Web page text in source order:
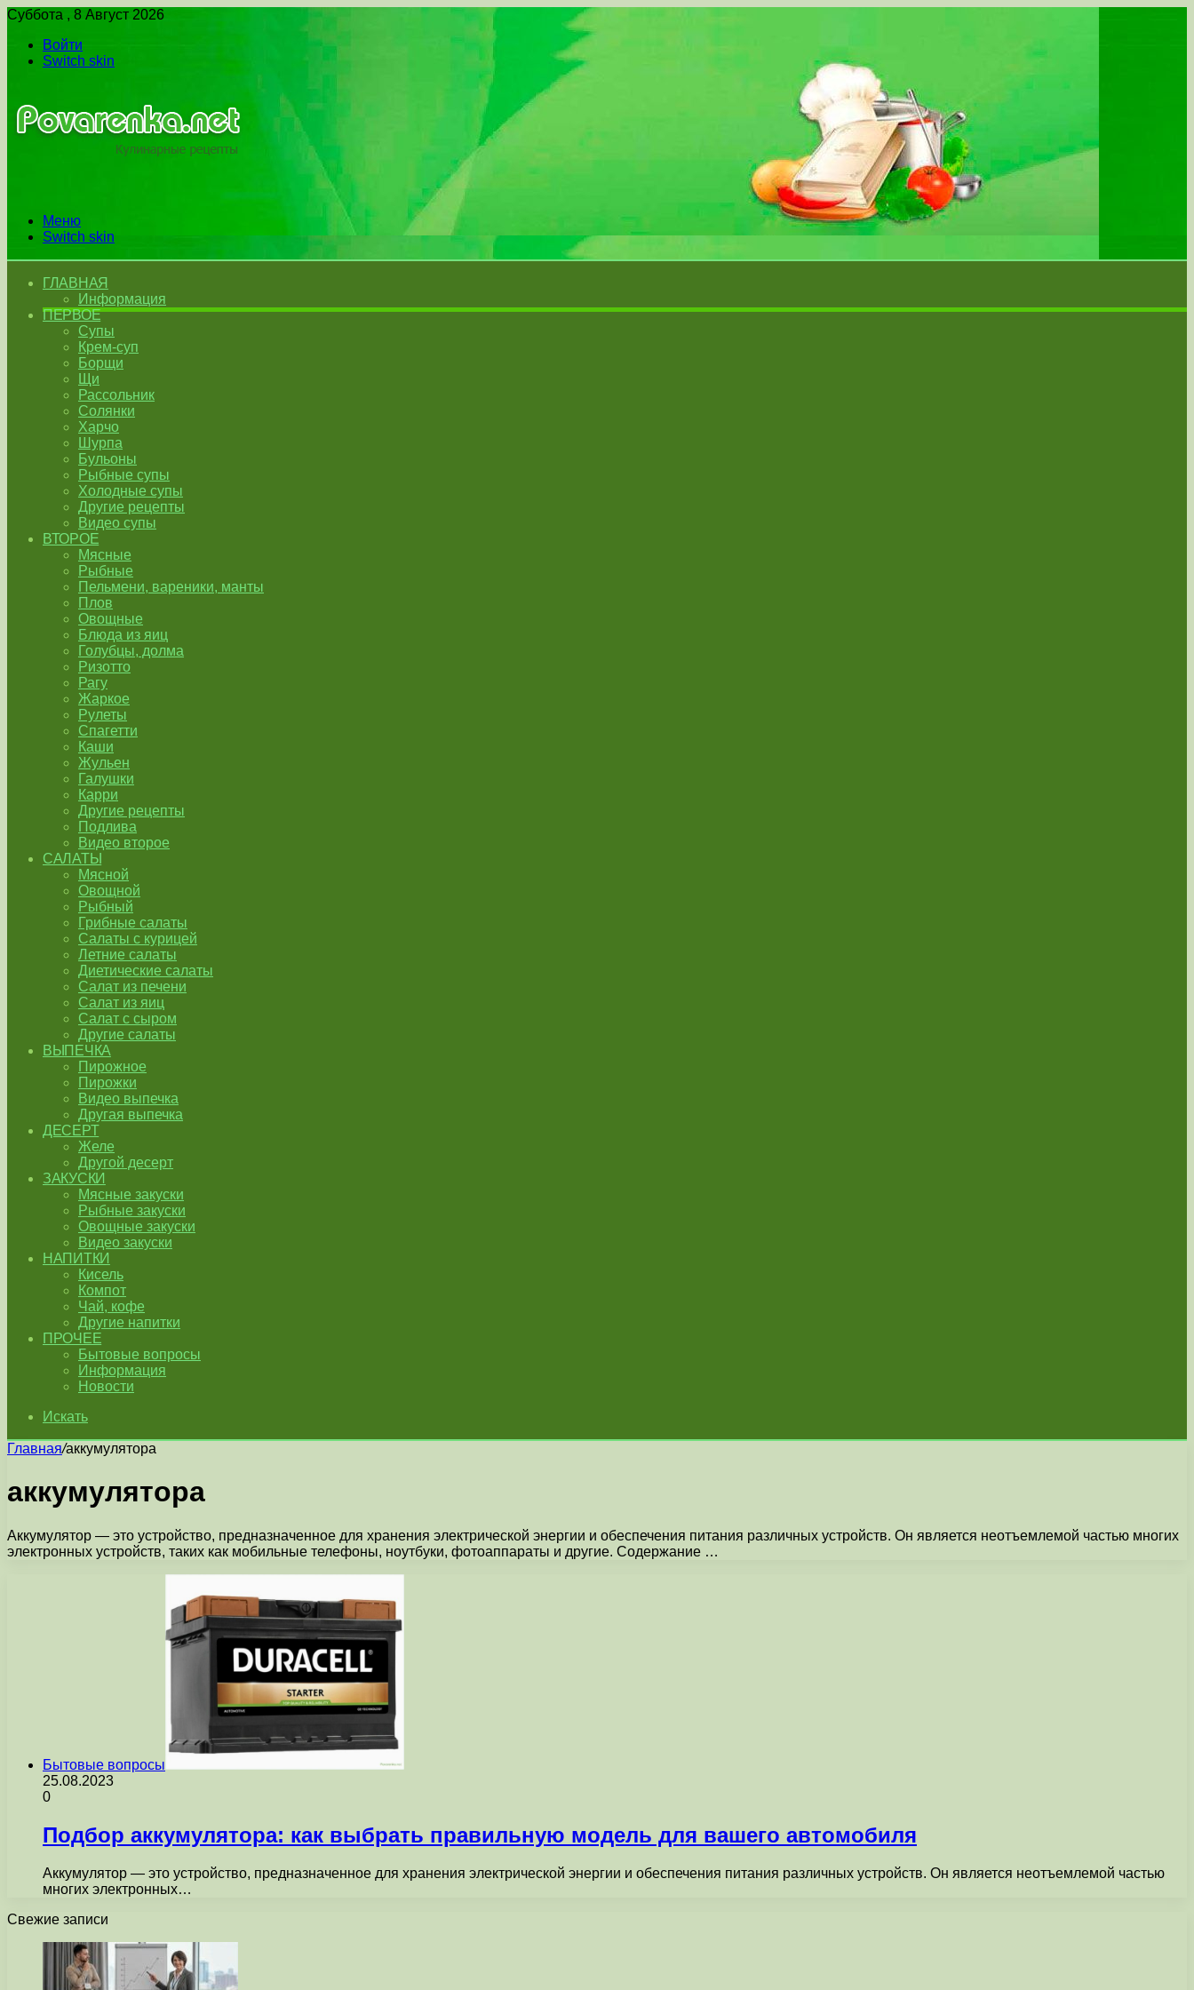
Суббота , 8 Август 2026
Войти
Switch skin
Меню
Switch skin
ГЛАВНАЯ
Информация
ПЕРВОЕ
Супы
Крем-суп
Борщи
Щи
Рассольник
Солянки
Харчо
Шурпа
Бульоны
Рыбные супы
Холодные супы
Другие рецепты
Видео супы
ВТОРОЕ
Мясные
Рыбные
Пельмени, вареники, манты
Плов
Овощные
Блюда из яиц
Голубцы, долма
Ризотто
Рагу
Жаркое
Рулеты
Спагетти
Каши
Жульен
Галушки
Карри
Другие рецепты
Подлива
Видео второе
САЛАТЫ
Мясной
Овощной
Рыбный
Грибные салаты
Салаты с курицей
Летние салаты
Диетические салаты
Салат из печени
Салат из яиц
Салат с сыром
Другие салаты
ВЫПЕЧКА
Пирожное
Пирожки
Видео выпечка
Другая выпечка
ДЕСЕРТ
Желе
Другой десерт
ЗАКУСКИ
Мясные закуски
Рыбные закуски
Овощные закуски
Видео закуски
НАПИТКИ
Кисель
Компот
Чай, кофе
Другие напитки
ПРОЧЕЕ
Бытовые вопросы
Информация
Новости
Искать
Главная/аккумулятора
аккумулятора
Аккумулятор — это устройство, предназначенное для хранения электрической энергии и обеспечения питания различных устройств. Он является неотъемлемой частью многих
электронных устройств, таких как мобильные телефоны, ноутбуки, фотоаппараты и другие. Содержание …
Бытовые вопросы
25.08.2023
0
Подбор аккумулятора: как выбрать правильную модель для вашего автомобиля
Аккумулятор — это устройство, предназначенное для хранения электрической энергии и обеспечения питания различных устройств. Он является неотъемлемой частью
многих электронных…
Свежие записи